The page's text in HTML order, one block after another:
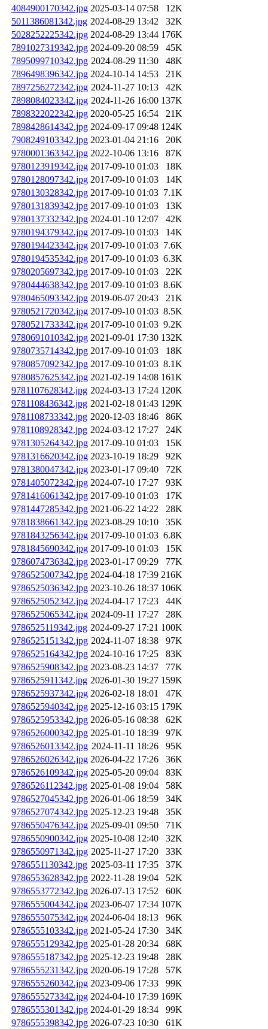
4084900170342.jpg 2025-03-14 07:58
12K
5011386081342.jpg 2024-08-29 13:42
32K
5028252225342.jpg 2024-08-29 13:44 176K
7891027319342.jpg 2024-09-20 08:59
45K
7895099710342.jpg 2024-08-29 11:30
48K
7896498396342.jpg 2024-10-14 14:53
21K
7897256272342.jpg 2024-11-27 10:13
42K
7898084023342.jpg 2024-11-26 16:00 137K
7898322022342.jpg 2020-05-25 16:54
21K
7898428614342.jpg 2024-09-17 09:48 124K
7908249103342.jpg 2023-01-04 21:16
20K
9780001363342.jpg 2022-10-06 13:16
87K
9780123919342.jpg 2017-09-10 01:03
18K
9780128097342.jpg 2017-09-10 01:03
14K
9780130328342.jpg 2017-09-10 01:03 7.1K
9780131839342.jpg 2017-09-10 01:03
13K
9780137332342.jpg 2024-01-10 12:07
42K
9780194379342.jpg 2017-09-10 01:03
14K
9780194423342.jpg 2017-09-10 01:03 7.6K
9780194535342.jpg 2017-09-10 01:03 6.3K
9780205697342.jpg 2017-09-10 01:03
22K
9780444638342.jpg 2017-09-10 01:03 8.6K
9780465093342.jpg 2019-06-07 20:43
21K
9780521720342.jpg 2017-09-10 01:03 8.5K
9780521733342.jpg 2017-09-10 01:03 9.2K
9780691010342.jpg 2021-09-01 17:30 132K
9780735714342.jpg 2017-09-10 01:03
18K
9780857092342.jpg 2017-09-10 01:03 8.1K
9780857625342.jpg 2021-02-19 14:08 161K
9781107628342.jpg 2024-03-13 17:24 120K
9781108436342.jpg 2021-02-18 01:43 129K
9781108733342.jpg 2020-12-03 18:46
86K
9781108928342.jpg 2024-03-12 17:27
24K
9781305264342.jpg 2017-09-10 01:03
15K
9781316620342.jpg 2023-10-19 18:29
92K
9781380047342.jpg 2023-01-17 09:40
72K
9781405072342.jpg 2024-07-10 17:27
93K
9781416061342.jpg 2017-09-10 01:03
17K
9781447285342.jpg 2021-06-22 14:22
28K
9781838661342.jpg 2023-08-29 10:10
35K
9781843256342.jpg 2017-09-10 01:03 6.8K
9781845690342.jpg 2017-09-10 01:03
15K
9786074736342.jpg 2023-01-17 09:29
77K
9786525007342.jpg 2024-04-18 17:39 216K
9786525036342.jpg 2023-10-26 18:37 106K
9786525052342.jpg 2024-04-17 17:23
44K
9786525065342.jpg 2024-09-11 17:27
28K
9786525119342.jpg 2024-09-27 17:21 100K
9786525151342.jpg 2024-11-07 18:38
97K
9786525164342.jpg 2024-10-16 17:25
83K
9786525908342.jpg 2023-08-23 14:37
77K
9786525911342.jpg 2026-01-30 19:27 159K
9786525937342.jpg 2026-02-18 18:01
47K
9786525940342.jpg 2025-12-16 03:15 179K
9786525953342.jpg 2026-05-16 08:38
62K
9786526000342.jpg 2025-01-10 18:39
97K
9786526013342.jpg 2024-11-11 18:26
95K
9786526026342.jpg 2026-04-22 17:26
36K
9786526109342.jpg 2025-05-20 09:04
83K
9786526112342.jpg 2025-01-08 19:04
58K
9786527045342.jpg 2026-01-06 18:59
34K
9786527074342.jpg 2025-12-23 19:48
35K
9786550476342.jpg 2025-09-01 09:50
71K
9786550900342.jpg 2025-10-08 12:40
32K
9786550971342.jpg 2025-11-27 17:20
33K
9786551130342.jpg 2025-03-11 17:35
37K
9786553628342.jpg 2022-11-28 19:04
52K
9786553772342.jpg 2026-07-13 17:52
60K
9786555004342.jpg 2023-06-07 17:34 107K
9786555075342.jpg 2024-06-04 18:13
96K
9786555103342.jpg 2021-05-24 17:30
34K
9786555129342.jpg 2025-01-28 20:34
68K
9786555187342.jpg 2025-12-23 19:48
28K
9786555231342.jpg 2020-06-19 17:28
57K
9786555260342.jpg 2023-09-06 17:33
99K
9786555273342.jpg 2024-04-10 17:39 169K
9786555301342.jpg 2024-01-29 18:34
99K
9786555398342.jpg 2026-07-23 10:30
61K